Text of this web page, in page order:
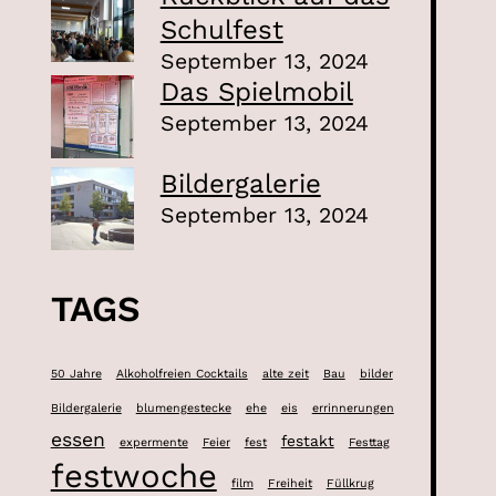
Schulfest
September 13, 2024
Das Spielmobil
September 13, 2024
Bildergalerie
September 13, 2024
TAGS
50 Jahre Alkoholfreien Cocktails alte zeit Bau bilder
Bildergalerie blumengestecke ehe eis errinnerungen
essen expermente Feier fest festakt Festtag
festwoche film Freiheit Füllkrug